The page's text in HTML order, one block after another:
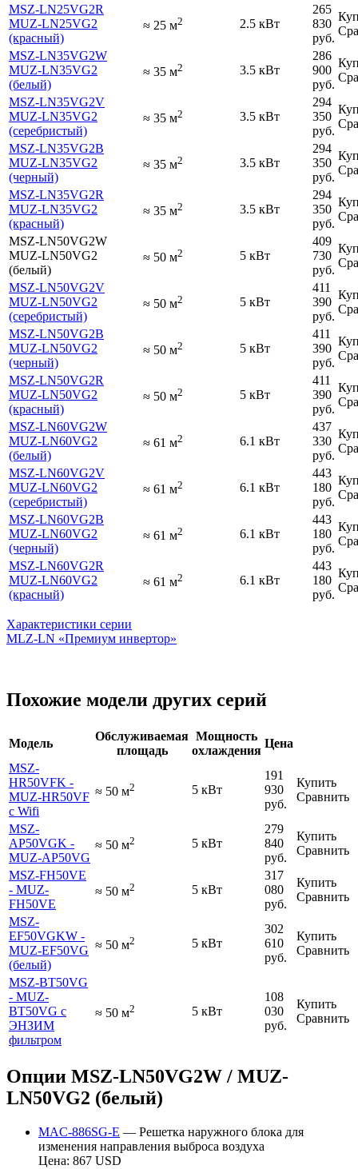
MSZ-LN25VG2R
MUZ-LN25VG2
(красный)
≈ 25 м2 2.5 кВт
265
830
руб.
MSZ-LN35VG2W
MUZ-LN35VG2
(белый)
≈ 35 м2 3.5 кВт
286
900
руб.
MSZ-LN35VG2V
MUZ-LN35VG2
(серебристый)
≈ 35 м2 3.5 кВт
294
350
руб.
MSZ-LN35VG2B
MUZ-LN35VG2
(черный)
≈ 35 м2 3.5 кВт
294
350
руб.
MSZ-LN35VG2R
MUZ-LN35VG2
(красный)
≈ 35 м2 3.5 кВт
294
350
руб.
MSZ-LN50VG2W
MUZ-LN50VG2
(белый)
≈ 50 м2 5 кВт
409
730
руб.
MSZ-LN50VG2V
MUZ-LN50VG2
(серебристый)
≈ 50 м2 5 кВт
411
390
руб.
MSZ-LN50VG2B
MUZ-LN50VG2
(черный)
≈ 50 м2 5 кВт
411
390
руб.
MSZ-LN50VG2R
MUZ-LN50VG2
(красный)
≈ 50 м2 5 кВт
411
390
руб.
MSZ-LN60VG2W
MUZ-LN60VG2
(белый)
≈ 61 м2 6.1 кВт
437
330
руб.
MSZ-LN60VG2V
MUZ-LN60VG2
(серебристый)
≈ 61 м2 6.1 кВт
443
180
руб.
MSZ-LN60VG2B
MUZ-LN60VG2
(черный)
≈ 61 м2 6.1 кВт
443
180
руб.
MSZ-LN60VG2R
MUZ-LN60VG2
(красный)
≈ 61 м2 6.1 кВт
443
180
руб.
Характеристики серии
MLZ-LN «Премиум инвертор»
Похожие модели других серий
Модель
Обслуживаемая
площадь
Мощность
охлаждения
Цена
MSZ-
HR50VFK -
MUZ-HR50VF
с Wifi
≈ 50 м2 5 кВт
191
930
руб.
Купить
Сравнить
MSZ-
AP50VGK -
MUZ-AP50VG
≈ 50 м2 5 кВт
279
840
руб.
Купить
Сравнить
MSZ-FH50VE
- MUZ-
FH50VE
≈ 50 м2 5 кВт
317
080
руб.
Купить
Сравнить
MSZ-
EF50VGKW -
MUZ-EF50VG
(белый)
≈ 50 м2 5 кВт
302
610
руб.
Купить
Сравнить
MSZ-BT50VG
- MUZ-
BT50VG с
ЭНЗИМ
фильтром
≈ 50 м2 5 кВт
108
030
руб.
Купить
Сравнить
Опции MSZ-LN50VG2W / MUZ-
LN50VG2 (белый)
MAC-886SG-E — Решетка наружного блока для
изменения направления выброса воздуха
Цена: 867 USD